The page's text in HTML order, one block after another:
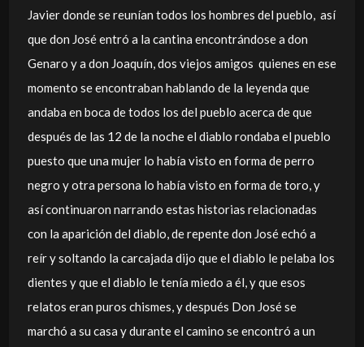
Javier donde se reunían todos los hombres del pueblo, así
que don José entró a la cantina encontrándose a don
Genaro y a don Joaquín, dos viejos amigos quienes en ese
momento se encontraban hablando de la leyenda que
andaba en boca de todos los del pueblo acerca de que
después de las 12 de la noche el diablo rondaba el pueblo
puesto que una mujer lo había visto en forma de perro
negro y otra persona lo había visto en forma de toro, y
así continuaron narrando estas historias relacionadas
con la aparición del diablo, de repente don José echó a
reír y soltando la carcajada dijo que el diablo le pelaba los
dientes y que el diablo le tenía miedo a él, y que esos
relatos eran puros chismes, y después Don José se
marchó a su casa y durante el camino se encontró a un